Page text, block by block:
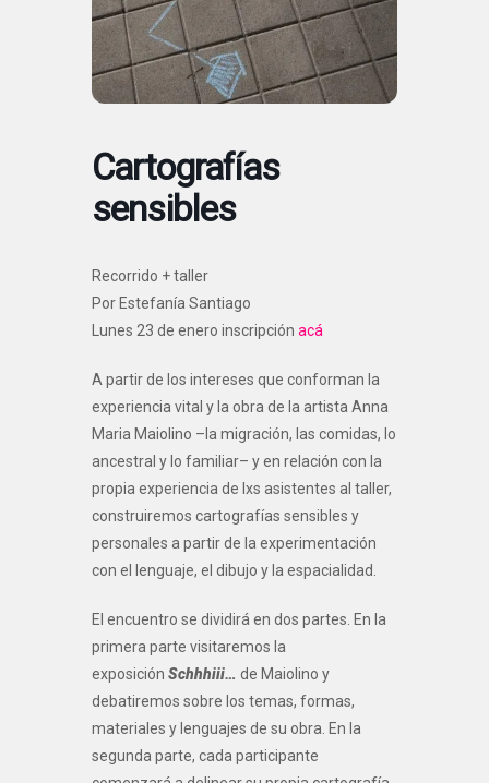
Cartografías
sensibles
Recorrido + taller
Por Estefanía Santiago
Lunes 23 de enero inscripción acá
A partir de los intereses que conforman la
experiencia vital y la obra de la artista Anna
Maria Maiolino –la migración, las comidas, lo
ancestral y lo familiar– y en relación con la
propia experiencia de lxs asistentes al taller,
construiremos cartografías sensibles y
personales a partir de la experimentación
con el lenguaje, el dibujo y la espacialidad.
El encuentro se dividirá en dos partes. En la
primera parte visitaremos la
exposición Schhhiii… de Maiolino y
debatiremos sobre los temas, formas,
materiales y lenguajes de su obra. En la
segunda parte, cada participante